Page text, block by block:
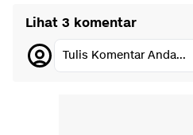
Lihat 3 komentar
Tulis Komentar Anda...